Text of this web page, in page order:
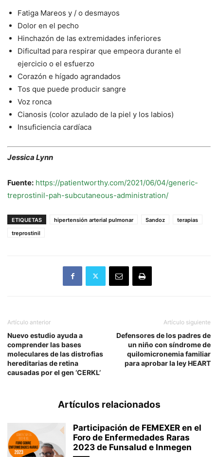
Fatiga Mareos y / o desmayos
Dolor en el pecho
Hinchazón de las extremidades inferiores
Dificultad para respirar que empeora durante el
ejercicio o el esfuerzo
Corazón e hígado agrandados
Tos que puede producir sangre
Voz ronca
Cianosis (color azulado de la piel y los labios)
Insuficiencia cardíaca
Jessica Lynn
Fuente: https://patientworthy.com/2021/06/04/generic-
treprostinil-pah-subcutaneous-administration/
ETIQUETAS hipertensión arterial pulmonar Sandoz
terapias
treprostinil
Artículo anterior
Nuevo estudio ayuda a
comprender las bases
moleculares de las distrofias
hereditarias de retina
causadas por el gen ‘CERKL’
Artículo siguiente
Defensores de los padres de
un niño con síndrome de
quilomicronemia familiar
para aprobar la ley HEART
Artículos relacionados
Participación de FEMEXER en el
Foro de Enfermedades Raras
2023 de Funsalud e Inmegen